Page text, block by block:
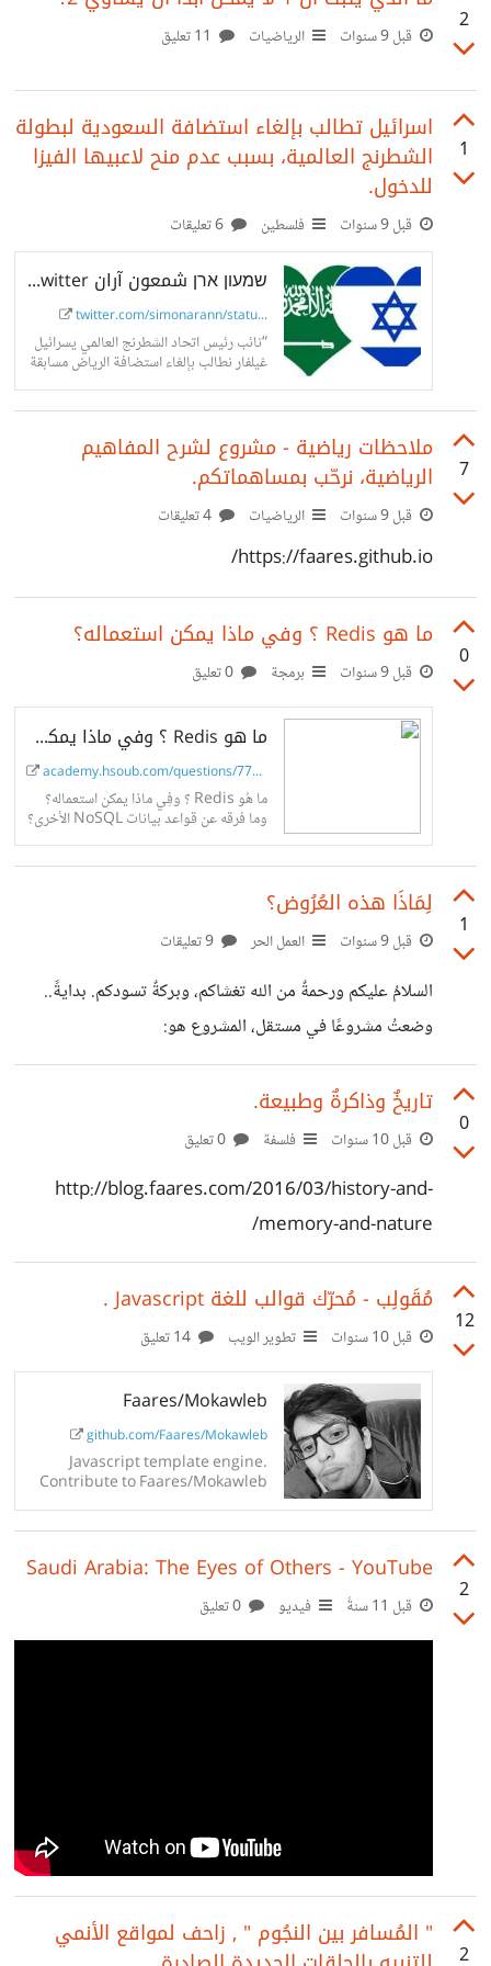
2
قبل 9 سنوات الرياضيات
1
اسرائيل تطالب بإلغاء استضافة السعودية لبطولة
الشطرنج العالمية، بسبب عدم منح لاعبيها الفيزا
للدخول.
قبل 9 سنوات فلسطين
שמעון ארן شمعون آران on Twitter
twitter.com/simonarann/statu...
“نائب رئيس اتحاد الشطرنج العالمي يسرائيل
غيلفار نطالب بإلغاء استضافة الرياض مسابقة
الشطرنج في العامين القادمين 2018/19.
7
ملاحظات رياضية - مشروع لشرح المفاهيم
الرياضية، نرحّب بمساهماتكم.
قبل 9 سنوات الرياضيات
https://faares.github.io/
0
ما هو Redis ؟ وفي ماذا يمكن استعماله؟
قبل 9 سنوات برمجة
ما هو Redis ؟ وفي ماذا يمكن استعماله؟
academy.hsoub.com/questions/7796-%...
ما هُو Redis ؟ وفِي ماذا يمكن استعماله؟
وما فرقه عن قواعد بيانات NoSQL الأخرى؟
1
لِمَاذَا هذه العُرُوض؟
قبل 9 سنوات العمل الحر
السلامُ عليكم ورحمةٌ من الله تغشاكم، وبركةٌ تسودكم. بدايةً..
وضعتُ مشروعًا في مستقل، المشروع هو:
https://mostaql.com/go/42017 وحددت الميزانية
بحسب ما أراه في مستقل من مشاريع تنفذ. مربط الفرس ليس
هُنا، مربط الفرس في العروض التي أتتني وأسعارها، تفاجأت
وطرحت المشروع في موقعٍ آخر للعمل الحر، تفاجأت بعرض
بقيمة 10 آلاف ريال سعودي كحد أدنى. بعد التفاوض مع البعض،
حصلت على خصومات بـ 50% تقريبًا.. لكن السعر لا زال مرتفعًا
جدًا وفوق
0
تاريخٌ وذاكرةٌ وطبيعة.
قبل 10 سنوات فلسفة
http://blog.faares.com/2016/03/history-and-
memory-and-nature/
12
مُقَولِب - مُحرّك قوالب للغة Javascript .
قبل 10 سنوات تطوير الويب
Faares/Mokawleb
github.com/Faares/Mokawleb
Javascript template engine.
Contribute to Faares/Mokawleb
development by creating an
2
Saudi Arabia: The Eyes of Others - YouTube
قبل 11 سنةً فيديو
2
" المُسافر بين النجُوم " , زاحف لمواقع الأنمي